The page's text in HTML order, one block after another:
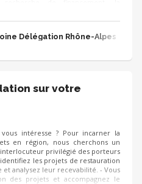
collecte, jusqu'à la clôture du
des adhésions et des
partenariats, etc.) pour pérenniser
Délégation Rhône-Alpes
sur votre
intéresse ? Pour incarner la
en région, nous cherchons un
privilégié des porteurs
les projets de restauration
analysez leur recevabilité. - Vous
des projets et accompagnez le